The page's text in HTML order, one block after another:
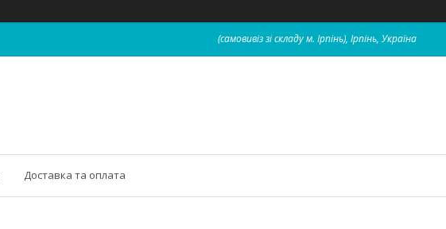
(самовивіз зі складу м. Ірпінь), Ірпінь, Україна
Доставка та оплата